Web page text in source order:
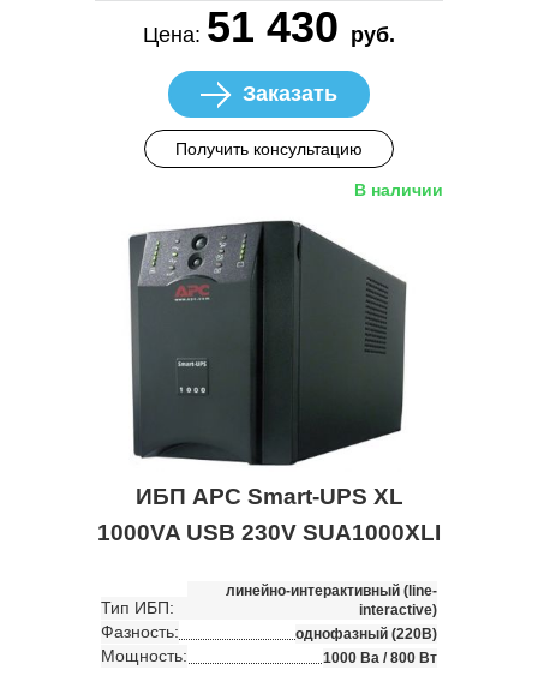
Цена: 51 430 руб.
Заказать
Получить консультацию
В наличии
ИБП APC Smart-UPS XL
1000VA USB 230V SUA1000XLI
Тип ИБП:
линейно-интерактивный (line-
interactive)
Фазность: однофазный (220В)
Мощность: 1000 Ва / 800 Вт